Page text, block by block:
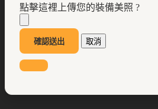
點擊這裡上傳您的裝備美照 ?
確認送出 取消